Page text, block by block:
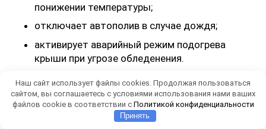
понижении температуры;
отключает автополив в случае дождя;
активирует аварийный режим подогрева
крыши при угрозе обледенения.
Делаем освещение на даче: система умный дом
Наш сайт использует файлы cookies. Продолжая пользоваться
сайтом, вы соглашаетесь с условиями использования нами ваших
файлов cookie в соответствии с Политикой конфиденциальности
Принять